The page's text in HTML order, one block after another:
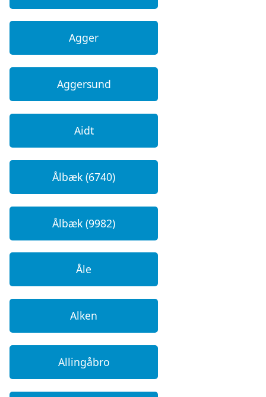
Agger
Aggersund
Aidt
Ålbæk (6740)
Ålbæk (9982)
Åle
Alken
Allingåbro